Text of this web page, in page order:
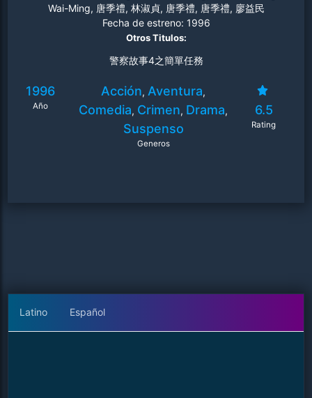
Wai-Ming, 唐季禮, 林淑貞, 唐季禮, 唐季禮, 廖益民
Fecha de estreno: 1996
Otros Titulos:
警察故事4之簡單任務
1996
Año
Acción, Aventura,
Comedia, Crimen, Drama,
Suspenso
Generos
6.5
Rating
Latino Español